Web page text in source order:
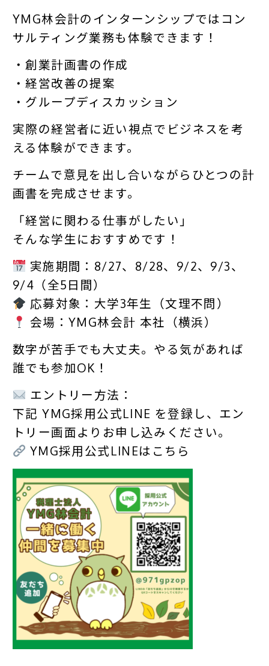
YMG林会計のインターンシップではコン
サルティング業務も体験できます！
・創業計画書の作成
・経営改善の提案
・グループディスカッション
実際の経営者に近い視点でビジネスを考
える体験ができます。
チームで意見を出し合いながらひとつの計
画書を完成させます。
「経営に関わる仕事がしたい」
そんな学生におすすめです！
実施期間：8/27、8/28、9/2、9/3、
9/4（全5日間）
応募対象：大学3年生（文理不問）
会場：YMG林会計 本社（横浜）
数字が苦手でも大丈夫。やる気があれば
誰でも参加OK！
エントリー方法：
下記 YMG採用公式LINE を登録し、エン
トリー画面よりお申し込みください。
YMG採用公式LINEはこちら